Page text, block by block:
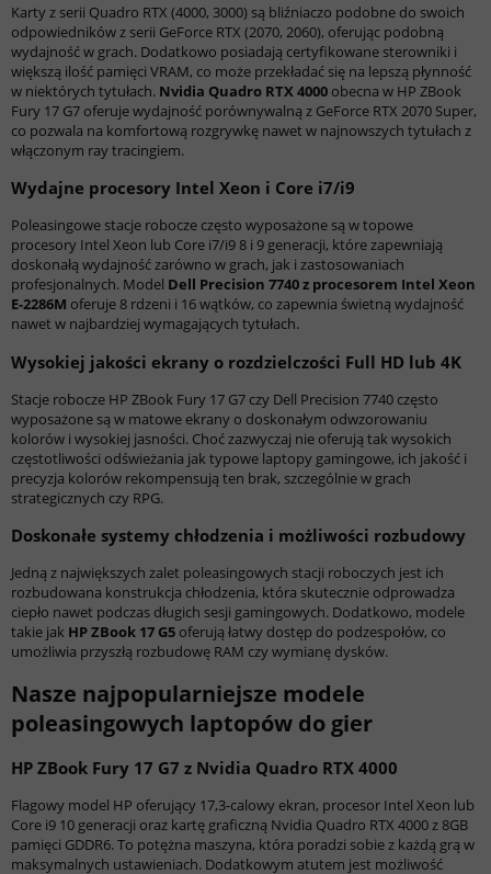
Karty z serii Quadro RTX (4000, 3000) są bliźniaczo podobne do swoich
odpowiedników z serii GeForce RTX (2070, 2060), oferując podobną
wydajność w grach. Dodatkowo posiadają certyfikowane sterowniki i
większą ilość pamięci VRAM, co może przekładać się na lepszą płynność
w niektórych tytułach. Nvidia Quadro RTX 4000 obecna w HP ZBook
Fury 17 G7 oferuje wydajność porównywalną z GeForce RTX 2070 Super,
co pozwala na komfortową rozgrywkę nawet w najnowszych tytułach z
włączonym ray tracingiem.
Wydajne procesory Intel Xeon i Core i7/i9
Poleasingowe stacje robocze często wyposażone są w topowe
procesory Intel Xeon lub Core i7/i9 8 i 9 generacji, które zapewniają
doskonałą wydajność zarówno w grach, jak i zastosowaniach
profesjonalnych. Model Dell Precision 7740 z procesorem Intel Xeon
E-2286M oferuje 8 rdzeni i 16 wątków, co zapewnia świetną wydajność
nawet w najbardziej wymagających tytułach.
Wysokiej jakości ekrany o rozdzielczości Full HD lub 4K
Stacje robocze HP ZBook Fury 17 G7 czy Dell Precision 7740 często
wyposażone są w matowe ekrany o doskonałym odwzorowaniu
kolorów i wysokiej jasności. Choć zazwyczaj nie oferują tak wysokich
częstotliwości odświeżania jak typowe laptopy gamingowe, ich jakość i
precyzja kolorów rekompensują ten brak, szczególnie w grach
strategicznych czy RPG.
Doskonałe systemy chłodzenia i możliwości rozbudowy
Jedną z największych zalet poleasingowych stacji roboczych jest ich
rozbudowana konstrukcja chłodzenia, która skutecznie odprowadza
ciepło nawet podczas długich sesji gamingowych. Dodatkowo, modele
takie jak HP ZBook 17 G5 oferują łatwy dostęp do podzespołów, co
umożliwia przyszłą rozbudowę RAM czy wymianę dysków.
Nasze najpopularniejsze modele
poleasingowych laptopów do gier
HP ZBook Fury 17 G7 z Nvidia Quadro RTX 4000
Flagowy model HP oferujący 17,3-calowy ekran, procesor Intel Xeon lub
Core i9 10 generacji oraz kartę graficzną Nvidia Quadro RTX 4000 z 8GB
pamięci GDDR6. To potężna maszyna, która poradzi sobie z każdą grą w
maksymalnych ustawieniach. Dodatkowym atutem jest możliwość